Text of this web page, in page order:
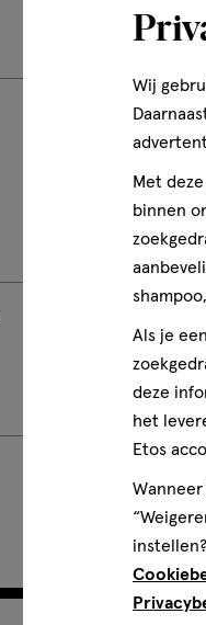
lotion
200
Etos
Wij
Met
binnen
Als je
deze
het
Etos